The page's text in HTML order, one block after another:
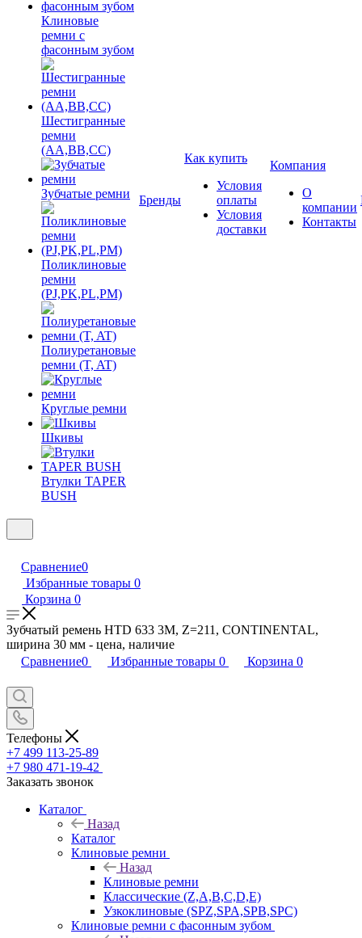
Клиновые
ремни с
фасонным зубом
Шестигранные
ремни
(AA,BB,CC)
Зубчатые ремни
Поликлиновые
ремни
(PJ,PK,PL,PM)
Полиуретановые
ремни (T, AT)
Круглые ремни
Шкивы
Втулки TAPER
BUSH
Бренды
Как купить
Условия
оплаты
Условия
доставки
Компания
О
компании
Контакты
Сравнение0
Избранные товары 0
Корзина 0
Зубчатый ремень HTD 633 3M, Z=211, CONTINENTAL,
ширина 30 мм - цена, наличие
Сравнение0 Избранные товары 0 Корзина 0
Телефоны
+7 499 113-25-89
+7 980 471-19-42
Заказать звонок
Каталог
Назад
Каталог
Клиновые ремни
Назад
Клиновые ремни
Классические (Z,A,B,C,D,E)
Узкоклиновые (SPZ,SPA,SPB,SPC)
Клиновые ремни с фасонным зубом